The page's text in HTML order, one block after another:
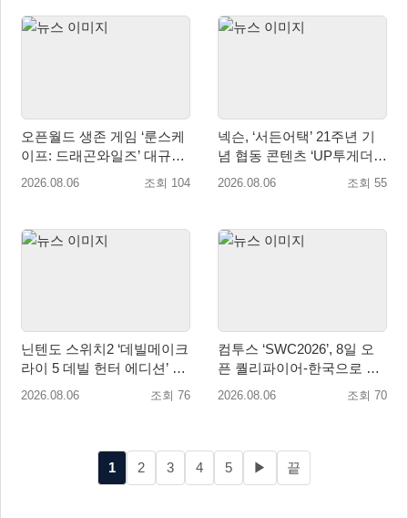
오픈월드 생존 게임 ‘룬스케
이프: 드래곤와일즈’ 대규모
유저 편의성 개선 및 사이드
2026.08.06 조회 104
넥슨, ‘서든어택’ 21주년 기
념 협동 콘텐츠 ‘UP투게더’
업데이트
2026.08.06 조회 55
닌텐도 스위치2 ‘데빌메이크
라이 5 데빌 헌터 에디션’ 패
키지 제품 8월 7일 예약판매
2026.08.06 조회 76
컴투스 ‘SWC2026’, 8일 오
픈 퀄리파이어-한국으로 시
즌 개막!
2026.08.06 조회 70
1 2 3 4 5 ▶ 끝